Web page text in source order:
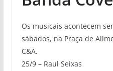
Os musicais acontecem
sábados, na Praça de
C&A.
25/9 – Raul Seixas